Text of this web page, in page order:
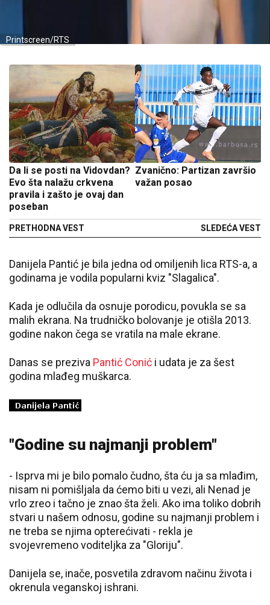
Printscreen/RTS
Da li se posti na Vidovdan?
Evo šta nalažu crkvena
pravila i zašto je ovaj dan
poseban
PRETHODNA VEST
Zvanično: Partizan završio
važan posao
SLEDEĆA VEST
Danijela Pantić je bila jedna od omiljenih lica RTS-a, a
godinama je vodila popularni kviz "Slagalica".
Kada je odlučila da osnuje porodicu, povukla se sa
malih ekrana. Na trudničko bolovanje je otišla 2013.
godine nakon čega se vratila na male ekrane.
Danas se preziva Pantić Conić i udata je za šest
godina mlađeg muškarca.
"Godine su najmanji problem"
- Isprva mi je bilo pomalo čudno, šta ću ja sa mlađim,
nisam ni pomišljala da ćemo biti u vezi, ali Nenad je
vrlo zreo i tačno je znao šta želi. Ako ima toliko dobrih
stvari u našem odnosu, godine su najmanji problem i
ne treba se njima opterećivati - rekla je
svojevremeno voditeljka za "Gloriju".
Danijela se, inače, posvetila zdravom načinu života i
okrenula veganskoj ishrani.